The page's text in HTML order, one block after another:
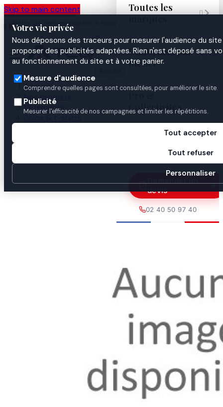
Skip to main content
Votre vie privée
Nous déposons des traceurs pour mesurer l'audience du
proposer des publicités adaptées. Rien n'est déposé sans
au fonctionnement du site et à votre panier.
Mesure d'audience
Comprendre quelles pages sont consultées, pour améliorer le site.
Publicité
Mesurer l'efficacité de nos campagnes et limiter les répétitions.
Tout accepter
Tout refuser
Personnaliser
Atelier de personnalisation à Nantes
depuis 2003


Toutes les
marques

Uniformes par
métier
Pro &
Collectivités
Demander un
devis
02 40 50 97 40
Accueil
Nos produits
Vêtements